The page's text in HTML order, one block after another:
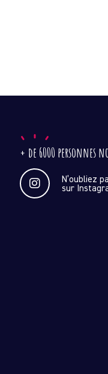
+ de 6000 personnes
N’oubliez
sur